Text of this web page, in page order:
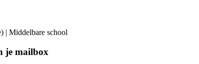
| Middelbare school
je mailbox